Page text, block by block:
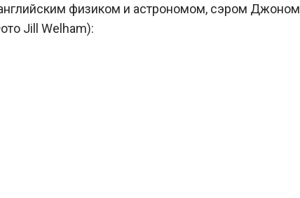
физиком и астрономом, сэром Джоном
Jill Welham):